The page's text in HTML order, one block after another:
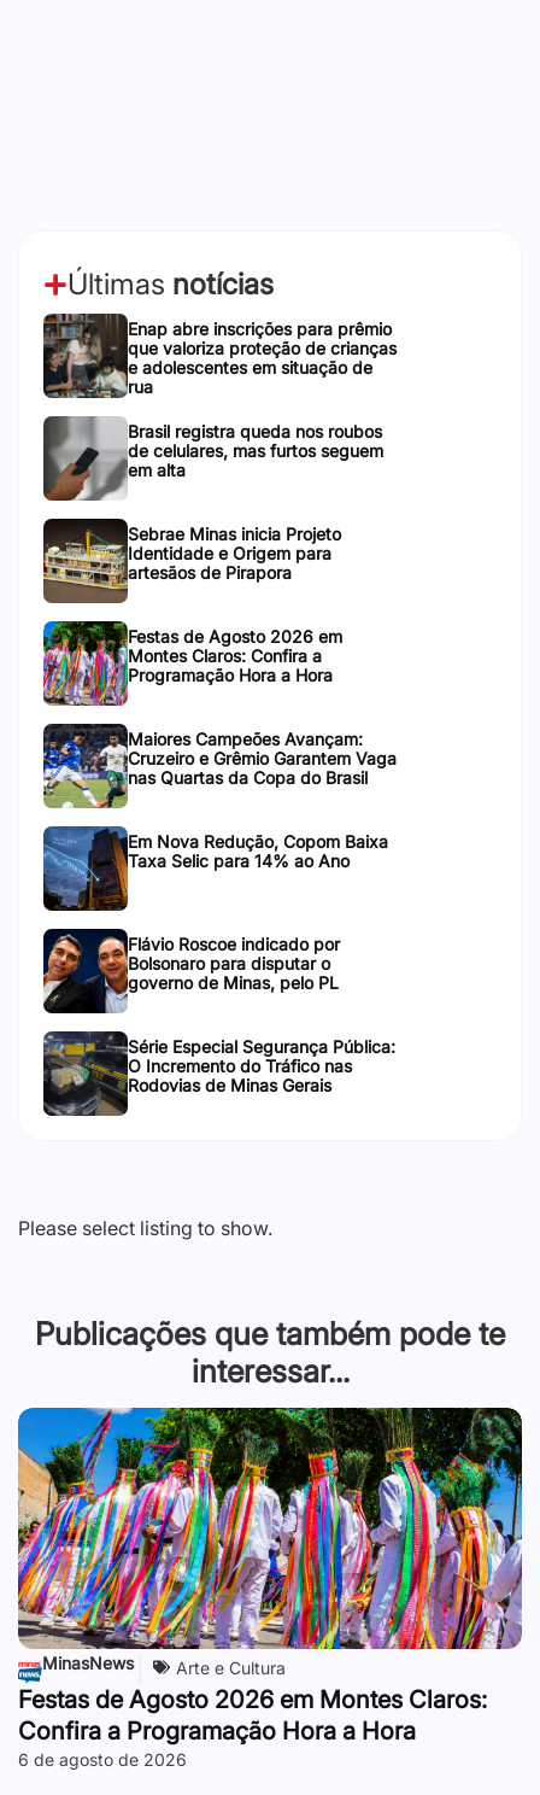
Últimas notícias
Enap abre inscrições para prêmio
que valoriza proteção de crianças
e adolescentes em situação de
rua
Brasil registra queda nos roubos
de celulares, mas furtos seguem
em alta
Sebrae Minas inicia Projeto
Identidade e Origem para
artesãos de Pirapora
Festas de Agosto 2026 em
Montes Claros: Confira a
Programação Hora a Hora
Maiores Campeões Avançam:
Cruzeiro e Grêmio Garantem Vaga
nas Quartas da Copa do Brasil
Em Nova Redução, Copom Baixa
Taxa Selic para 14% ao Ano
Flávio Roscoe indicado por
Bolsonaro para disputar o
governo de Minas, pelo PL
Série Especial Segurança Pública:
O Incremento do Tráfico nas
Rodovias de Minas Gerais
Please select listing to show.
Publicações que também pode te
interessar...
MinasNews Arte e Cultura
Festas de Agosto 2026 em Montes Claros:
Confira a Programação Hora a Hora
6 de agosto de 2026